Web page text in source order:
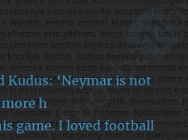
Kudus: ‘Neymar is not
h
game. I loved football